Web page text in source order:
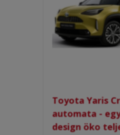
Toyota Yaris
automata -
design öko